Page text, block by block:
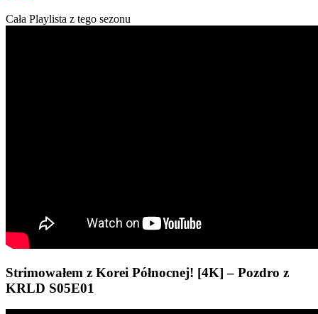
Cała Playlista z tego sezonu
Strimowałem z Korei Północnej! [4K] – Pozdro z
KRLD S05E01